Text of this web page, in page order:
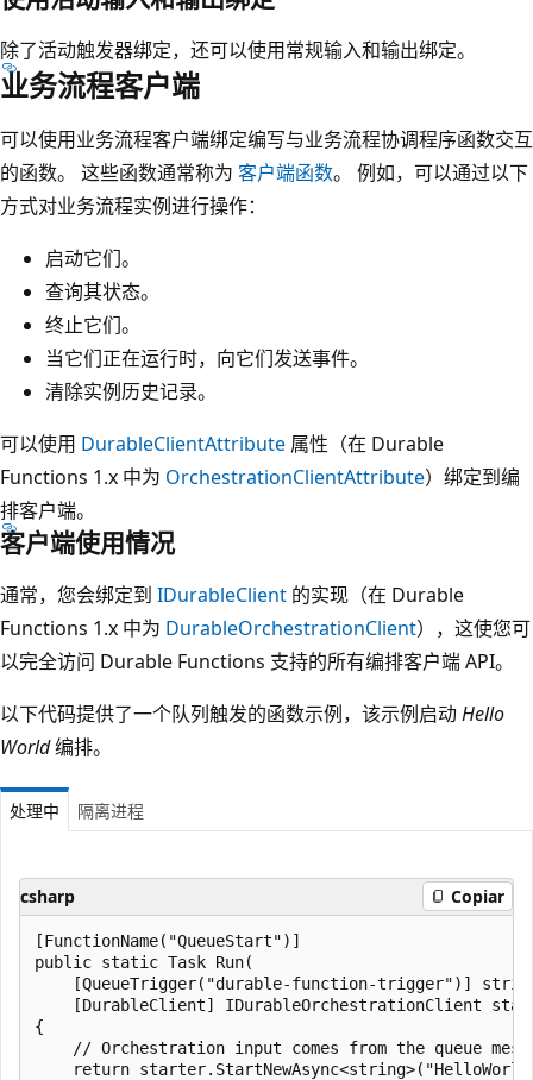
除了活动触发器绑定，还可以使用常规输入和输出绑定。
业务流程客户端
可以使用业务流程客户端绑定编写与业务流程协调程序函数交互
的函数。 这些函数通常称为 客户端函数。 例如，可以通过以下
方式对业务流程实例进行操作：
启动它们。
查询其状态。
终止它们。
当它们正在运行时，向它们发送事件。
清除实例历史记录。
可以使用 DurableClientAttribute 属性（在 Durable
Functions 1.x 中为 OrchestrationClientAttribute）绑定到编
排客户端。
客户端使用情况
通常，您会绑定到 IDurableClient 的实现（在 Durable
Functions 1.x 中为 DurableOrchestrationClient），这使您可
以完全访问 Durable Functions 支持的所有编排客户端 API。
以下代码提供了一个队列触发的函数示例，该示例启动Hello
World编排。
处理中 隔离进程
csharp Copiar
[FunctionName("QueueStart")]
public static Task Run(
[QueueTrigger("durable-function-trigger")]
[DurableClient] IDurableOrchestrationClient
{
// Orchestration input comes from the queue
return